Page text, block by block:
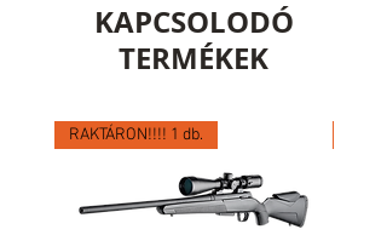
KAPCSOLODÓ
TERMÉKEK
RAKTÁRON!!!! 1 db.